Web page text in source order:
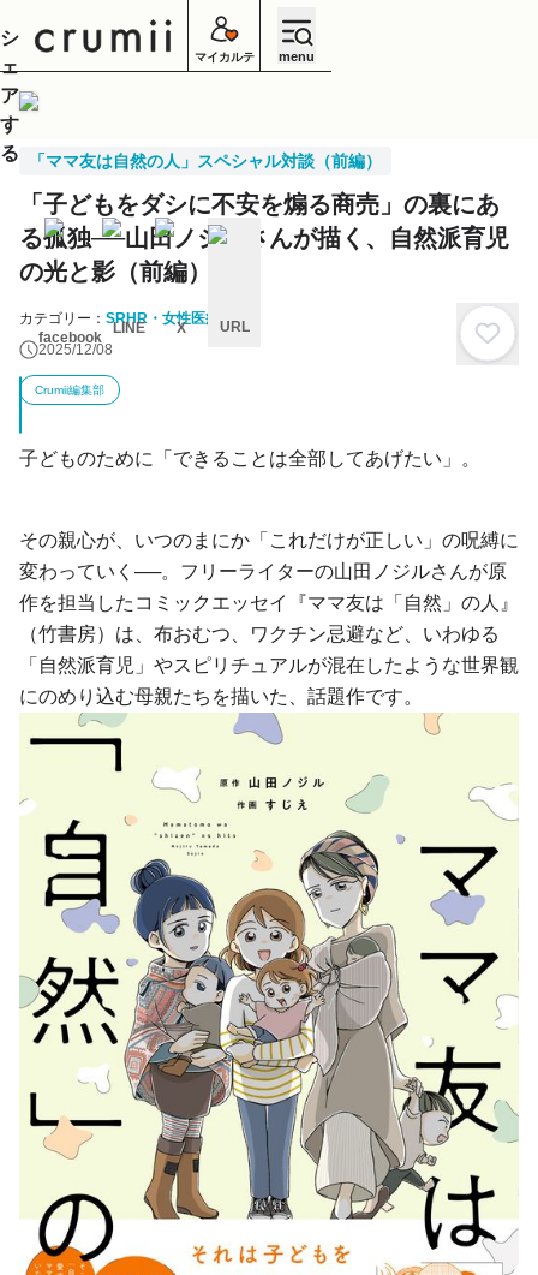
マイカルテ menu
「ママ友は自然の人」スペシャル対談（前編）
「子どもをダシに不安を煽る商売」の裏にあ
る孤独──山田ノジルさんが描く、自然派育児
の光と影（前編）
カテゴリー： SRHR・女性医療
2025/12/08
Crumii編集部
子どものために「できることは全部してあげたい」。
その親心が、いつのまにか「これだけが正しい」の呪縛に
変わっていく──。フリーライターの山田ノジルさんが原
作を担当したコミックエッセイ『ママ友は「自然」の人』
（竹書房）は、布おむつ、ワクチン忌避など、いわゆる
「自然派育児」やスピリチュアルが混在したような世界観
にのめり込む母親たちを描いた、話題作です。
シ
ェ
ア
す
る
facebook
LINE X URL
キ
ャ
ン